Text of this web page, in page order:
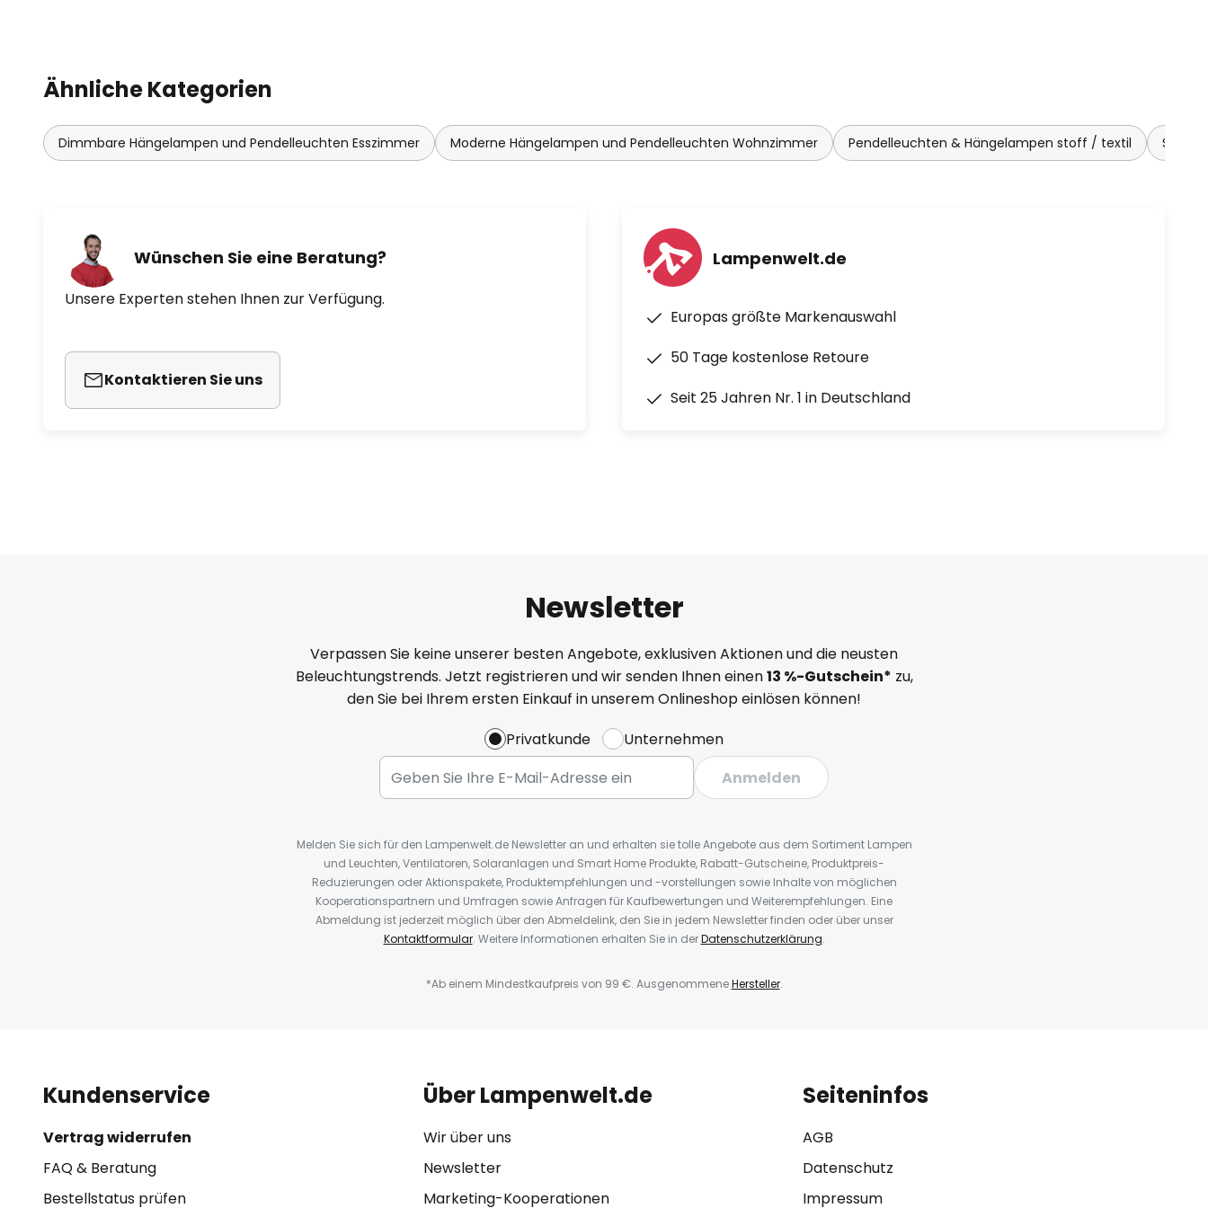
Ähnliche Kategorien
Dimmbare Hängelampen und Pendelleuchten Esszimmer Moderne Hängelampen und Pendelleuchten Wohnzimmer Pendelleuchten & Hängelampen stoff / textil
Wünschen Sie eine Beratung?
Unsere Experten stehen Ihnen zur Verfügung.
Kontaktieren Sie uns
Lampenwelt.de
Europas größte Markenauswahl
50 Tage kostenlose Retoure
Seit 25 Jahren Nr. 1 in Deutschland
Newsletter
Verpassen Sie keine unserer besten Angebote, exklusiven Aktionen und die neusten
Beleuchtungstrends. Jetzt registrieren und wir senden Ihnen einen13 %-Gutschein* zu,
den Sie bei Ihrem ersten Einkauf in unserem Onlineshop einlösen können!
Privatkunde
Unternehmen
Anmelden
Melden Sie sich für den Lampenwelt.de Newsletter an und erhalten sie tolle Angebote aus dem Sortiment Lampen
und Leuchten, Ventilatoren, Solaranlagen und Smart Home Produkte, Rabatt-Gutscheine, Produktpreis-
Reduzierungen oder Aktionspakete, Produktempfehlungen und -vorstellungen sowie Inhalte von möglichen
Kooperationspartnern und Umfragen sowie Anfragen für Kaufbewertungen und Weiterempfehlungen. Eine
Abmeldung ist jederzeit möglich über den Abmeldelink, den Sie in jedem Newsletter finden oder über unser
Kontaktformular. Weitere Informationen erhalten Sie in derDatenschutzerklärung.
*Ab einem Mindestkaufpreis von 99 €. AusgenommeneHersteller.
Kundenservice
Vertrag widerrufen
FAQ & Beratung
Bestellstatus prüfen
Über Lampenwelt.de
Wir über uns
Newsletter
Marketing-Kooperationen
Seiteninfos
AGB
Datenschutz
Impressum